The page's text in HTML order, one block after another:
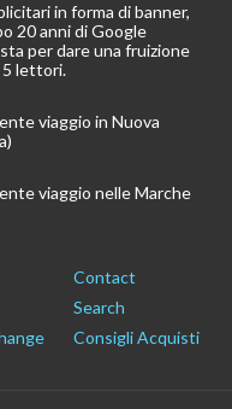
in forma di banner,
20 anni di Google
per dare una fruizione
5 lettori.
viaggio in Nuova
viaggio nelle Marche
Contact
Search
Consigli Acquisti